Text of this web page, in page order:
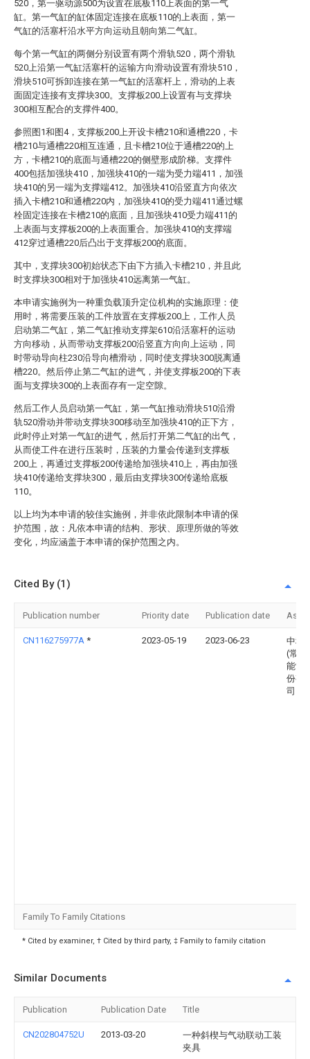
520，第一驱动源500为设置在底板110上表面的第一气
缸。第一气缸的缸体固定连接在底板110的上表面，第一
气缸的活塞杆沿水平方向运动且朝向第二气缸。
每个第一气缸的两侧分别设置有两个滑轨520，两个滑轨
520上沿第一气缸活塞杆的运输方向滑动设置有滑块510，
滑块510可拆卸连接在第一气缸的活塞杆上，滑动的上表
面固定连接有支撑块300。支撑板200上设置有与支撑块
300相互配合的支撑件400。
参照图1和图4，支撑板200上开设卡槽210和通槽220，卡
槽210与通槽220相互连通，且卡槽210位于通槽220的上
方，卡槽210的底面与通槽220的侧壁形成阶梯。支撑件
400包括加强块410，加强块410的一端为受力端411，加强
块410的另一端为支撑端412。加强块410沿竖直方向依次
插入卡槽210和通槽220内，加强块410的受力端411通过螺
栓固定连接在卡槽210的底面，且加强块410受力端411的
上表面与支撑板200的上表面重合。加强块410的支撑端
412穿过通槽220后凸出于支撑板200的底面。
其中，支撑块300初始状态下由下方插入卡槽210，并且此
时支撑块300相对于加强块410远离第一气缸。
本申请实施例为一种重负载顶升定位机构的实施原理：使
用时，将需要压装的工件放置在支撑板200上，工作人员
启动第二气缸，第二气缸推动支撑架610沿活塞杆的运动
方向移动，从而带动支撑板200沿竖直方向向上运动，同
时带动导向柱230沿导向槽滑动，同时使支撑块300脱离通
槽220。然后停止第二气缸的进气，并使支撑板200的下表
面与支撑块300的上表面存有一定空隙。
然后工作人员启动第一气缸，第一气缸推动滑块510沿滑
轨520滑动并带动支撑块300移动至加强块410的正下方，
此时停止对第一气缸的进气，然后打开第二气缸的出气，
从而使工件在进行压装时，压装的力量会传递到支撑板
200上，再通过支撑板200传递给加强块410上，再由加强
块410传递给支撑块300，最后由支撑块300传递给底板
110。
以上均为本申请的较佳实施例，并非依此限制本申请的保
护范围，故：凡依本申请的结构、形状、原理所做的等效
变化，均应涵盖于本申请的保护范围之内。
Cited By (1)
Publication number Priority date Publication date
CN116275977A * 2023-05-19 2023-06-23
中科
(常州
能制
份有
司
Family To Family Citations
* Cited by examiner, † Cited by third party, ‡ Family to family citation
Similar Documents
Publication Publication Date Title
CN202804752U 2013-03-20
一种斜楔与气动联动工装
夹具